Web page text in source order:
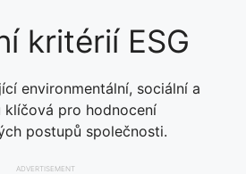
kritérií ESG
environmentální, sociální a
klíčová pro hodnocení
postupů společnosti.
ADVERTISEMENT